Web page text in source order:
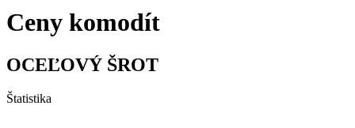
Ceny komodít
OCEĽOVÝ ŠROT
Štatistika